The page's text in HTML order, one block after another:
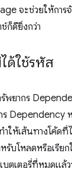
จะช่วยให้การ
ก็ดียิ่งกว่า
ด้ใช้รหัส
พยากร
Dependency
ให้เส้นทางโค้ดที่
รับโหลดหรือเรีย
ตเตอรี่ที่หมดแล้ว